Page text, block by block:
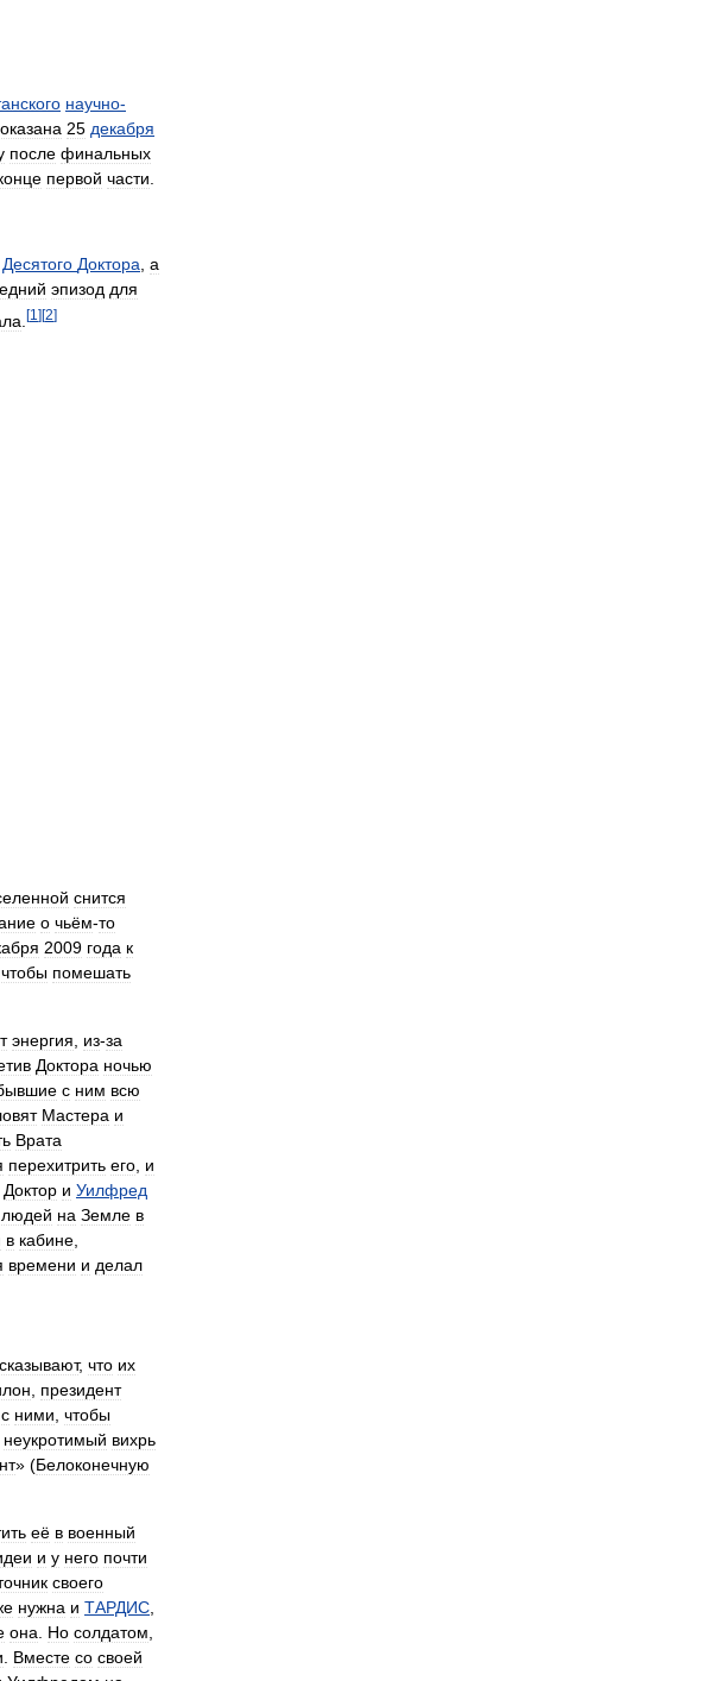
научно-
25 декабря
после финальных
первой части
Десятого Доктора а
эпизод для
[1 ][2]
снится
о чьём-то
2009 года к
чтобы помешать
энергия из-за
Доктора ночью
с ним всю
Мастера и
Врата
перехитрить его и
Доктор и Уилфред
людей на Земле в
в кабине
времени и делал
, что их
президент
с ними чтобы
неукротимый вихрь
» (Белоконечную
её в военный
и у него почти
своего
нужна и ТАРДИС
она Но солдатом
Вместе со своей